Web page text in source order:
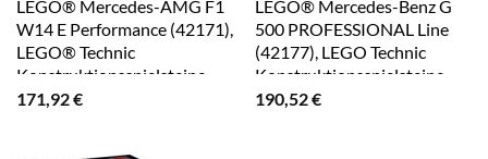
LEGO® Mercedes-AMG F1
W14 E Performance (42171),
LEGO® Technic
Konstruktionsspielsteine,
(1642 St), Made in Europe
171,92€
LEGO® Mercedes-Benz G
500 PROFESSIONAL Line
(42177), LEGO Technic
Konstruktionsspielsteine,
(2891 St), Made in Europe
190,52€